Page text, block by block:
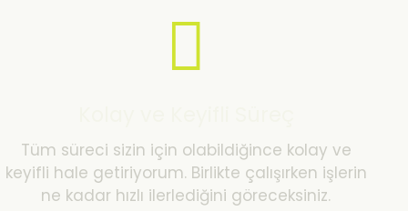
Tüm süreci sizin için olabildiğince kolay ve
keyifli hale getiriyorum. Birlikte çalışırken işlerin
ne kadar hızlı ilerlediğini göreceksiniz.